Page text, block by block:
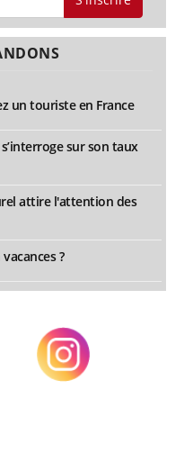
un touriste en France
sur son taux
attire l'attention des
?